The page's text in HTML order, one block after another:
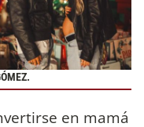
en mamá